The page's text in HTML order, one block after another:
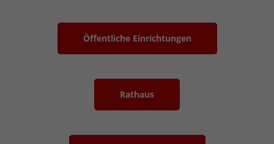
Öffentliche Einrichtungen
Rathaus